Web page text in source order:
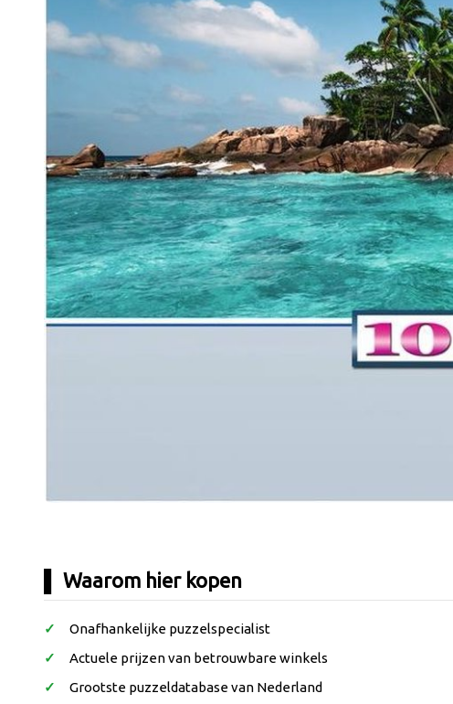
Waarom hier kopen
Onafhankelijke puzzelspecialist
Actuele prijzen van betrouwbare winkels
Grootste puzzeldatabase van Nederland